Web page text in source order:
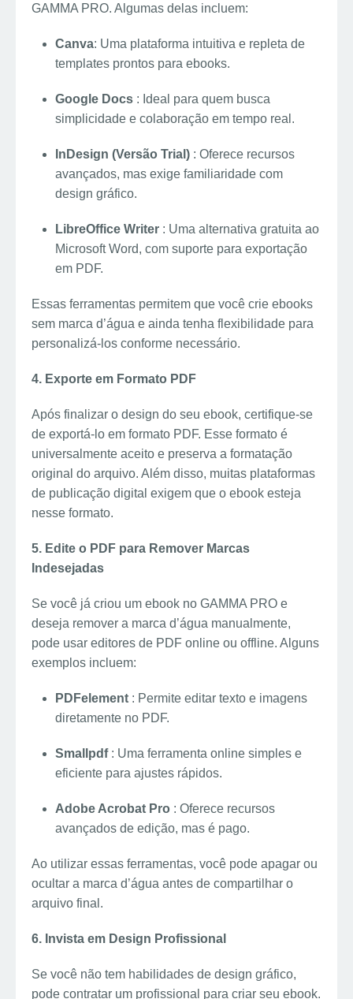
GAMMA PRO. Algumas delas incluem:
Canva: Uma plataforma intuitiva e repleta de
templates prontos para ebooks.
Google Docs : Ideal para quem busca
simplicidade e colaboração em tempo real.
InDesign (Versão Trial) : Oferece recursos
avançados, mas exige familiaridade com
design gráfico.
LibreOffice Writer : Uma alternativa gratuita ao
Microsoft Word, com suporte para exportação
em PDF.
Essas ferramentas permitem que você crie ebooks
sem marca d’água e ainda tenha flexibilidade para
personalizá-los conforme necessário.
4. Exporte em Formato PDF
Após finalizar o design do seu ebook, certifique-se
de exportá-lo em formato PDF. Esse formato é
universalmente aceito e preserva a formatação
original do arquivo. Além disso, muitas plataformas
de publicação digital exigem que o ebook esteja
nesse formato.
5. Edite o PDF para Remover Marcas
Indesejadas
Se você já criou um ebook no GAMMA PRO e
deseja remover a marca d’água manualmente,
pode usar editores de PDF online ou offline. Alguns
exemplos incluem:
PDFelement : Permite editar texto e imagens
diretamente no PDF.
Smallpdf : Uma ferramenta online simples e
eficiente para ajustes rápidos.
Adobe Acrobat Pro : Oferece recursos
avançados de edição, mas é pago.
Ao utilizar essas ferramentas, você pode apagar ou
ocultar a marca d’água antes de compartilhar o
arquivo final.
6. Invista em Design Profissional
Se você não tem habilidades de design gráfico,
pode contratar um profissional para criar seu ebook.